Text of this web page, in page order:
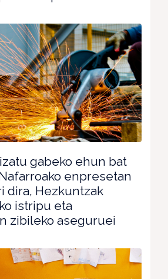
gabeko ehun bat
enpresetan
dira, Hezkuntzak
istripu eta
zibileko aseguruei